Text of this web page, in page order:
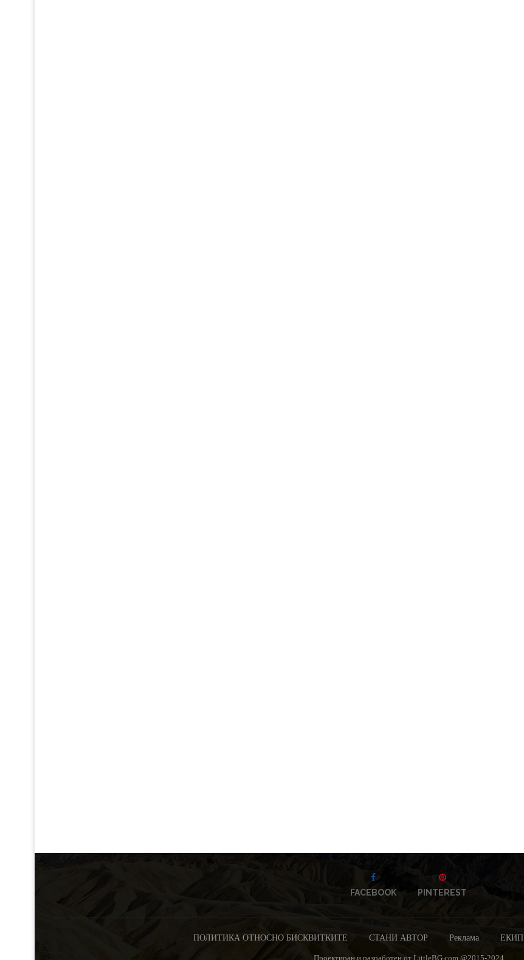
FACEBOOK PINTEREST
ПОЛИТИКА ОТНОСНО БИСКВИТКИТЕ СТАНИ АВТОР Реклама ЕКИП
Проектиран и разработен от LittleBG.com @2015-2024